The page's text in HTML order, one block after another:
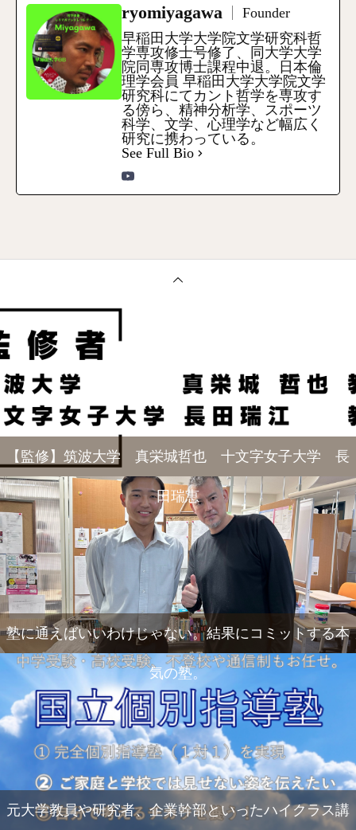
ryomiyagawa
Founder
早稲田大学大学院文学研究科哲
学専攻修士号修了、同大学大学
院同専攻博士課程中退。日本倫
理学会員 早稲田大学大学院文学
研究科にてカント哲学を専攻す
る傍ら、精神分析学、スポーツ
科学、文学、心理学など幅広く
研究に携わっている。
See Full Bio
【監修】筑波大学 真栄城哲也 十文字女子大学 長
田瑞恵
塾に通えばいいわけじゃない。結果にコミットする本
気の塾。
元大学教員や研究者、企業幹部といったハイクラス講
電話 メール Zoom